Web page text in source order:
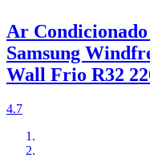
Ar
Samsung
Wall Frio R32
4.7